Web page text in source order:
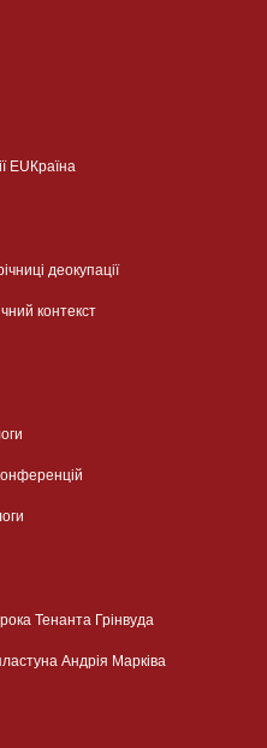
EUКраїна
деокупації
контекст
Тенанта Грінвуда
Андрія Марківа